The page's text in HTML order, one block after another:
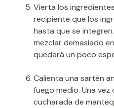
Vierta los
recipiente que los
hasta que se
mezclar demasiado
quedará un poco
Calienta una sartén
fuego medio. Una
cucharada de